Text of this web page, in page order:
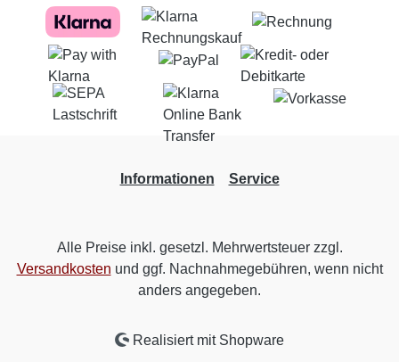
Informationen Service
Alle Preise inkl. gesetzl. Mehrwertsteuer zzgl.
Versandkosten und ggf. Nachnahmegebühren, wenn nicht
anders angegeben.
Realisiert mit Shopware